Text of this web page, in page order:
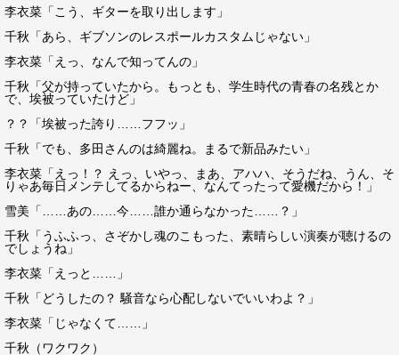
李衣菜「こう、ギターを取り出します」
千秋「あら、ギブソンのレスポールカスタムじゃない」
李衣菜「えっ、なんで知ってんの」
千秋「父が持っていたから。もっとも、学生時代の青春の名残とか
で、埃被っていたけど」
？？「埃被った誇り……フフッ」
千秋「でも、多田さんのは綺麗ね。まるで新品みたい」
李衣菜「えっ！？ えっ、いやっ、まあ、アハハ、そうだね、うん、そ
りゃあ毎日メンテしてるからねー、なんてったって愛機だから！」
雪美「……あの……今……誰か通らなかった……？」
千秋「うふふっ、さぞかし魂のこもった、素晴らしい演奏が聴けるの
でしょうね」
李衣菜「えっと……」
千秋「どうしたの？ 騒音なら心配しないでいいわよ？」
李衣菜「じゃなくて……」
千秋（ワクワク）